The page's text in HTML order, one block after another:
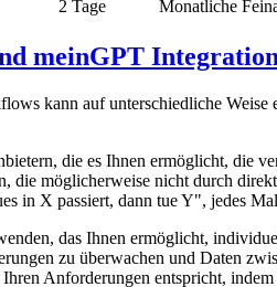
2 Tage Monatliche
meinGPT Integration
kann auf unterschiedliche
die es Ihnen ermöglicht, die
die möglicherweise nicht durch
in X passiert, dann tue Y", jedes
das Ihnen ermöglicht,
zu überwachen und Daten
Anforderungen entspricht,